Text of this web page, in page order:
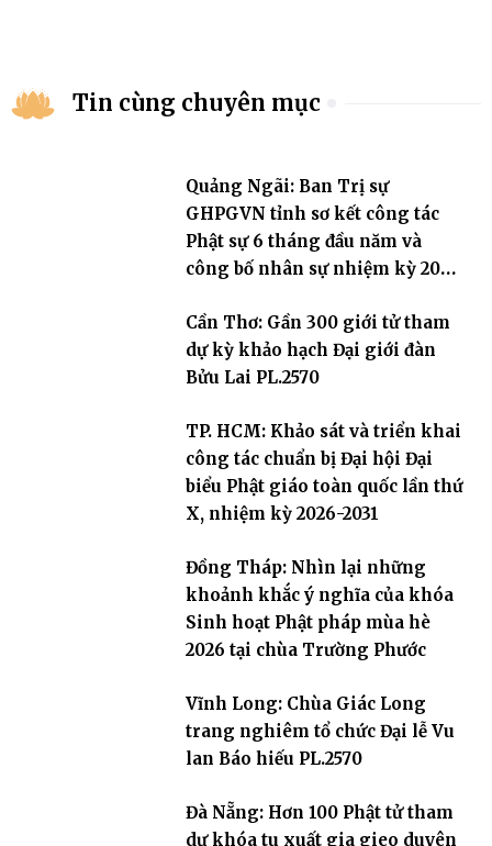
Tin cùng chuyên mục
Quảng Ngãi: Ban Trị sự
GHPGVN tỉnh sơ kết công tác
Phật sự 6 tháng đầu năm và
công bố nhân sự nhiệm kỳ 2026
Cần Thơ: Gần 300 giới tử tham
dự kỳ khảo hạch Đại giới đàn
Bửu Lai PL.2570
TP. HCM: Khảo sát và triển khai
công tác chuẩn bị Đại hội Đại
biểu Phật giáo toàn quốc lần thứ
X, nhiệm kỳ 2026-2031
Đồng Tháp: Nhìn lại những
khoảnh khắc ý nghĩa của khóa
Sinh hoạt Phật pháp mùa hè
2026 tại chùa Trường Phước
Vĩnh Long: Chùa Giác Long
trang nghiêm tổ chức Đại lễ Vu
lan Báo hiếu PL.2570
Đà Nẵng: Hơn 100 Phật tử tham
dự khóa tu xuất gia gieo duyên